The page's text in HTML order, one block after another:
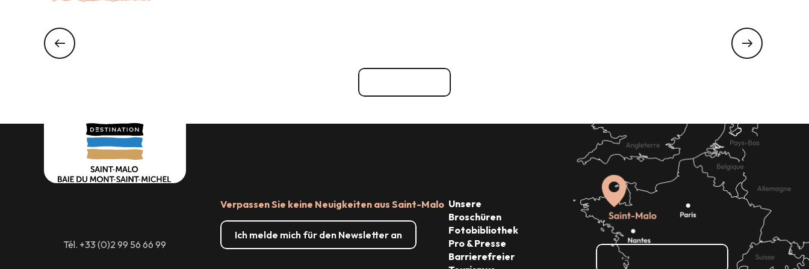
Tél. +33 (0)2 99 56 66 99
Verpassen Sie keine Neuigkeiten aus Saint-Malo
Ich melde mich für den Newsletter an
Unsere
Broschüren
Fotobibliothek
Pro & Presse
Barrierefreier
Wie kann ich kommen?